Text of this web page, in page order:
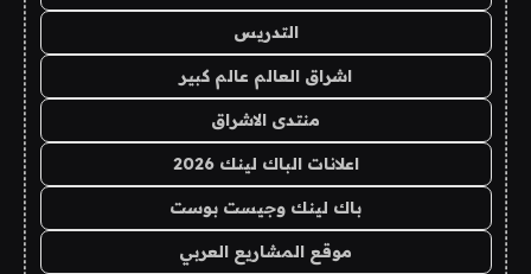
التدريس
اشراق العالم عالم كبير
منتدى الاشراق
اعلانات الباك لينك 2026
باك لينك وجيست بوست
موقع المشاريع العربي